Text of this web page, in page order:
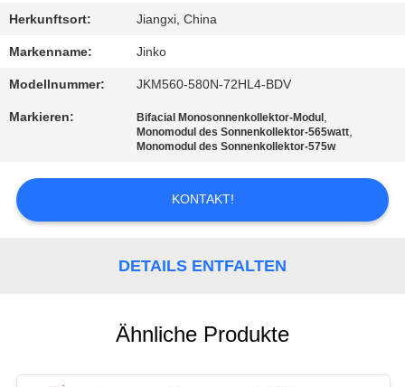
Herkunftsort: Jiangxi, China
Markenname: Jinko
Modellnummer: JKM560-580N-72HL4-BDV
Markieren: Bifacial Monosonnenkollektor-Modul ,
Monomodul des Sonnenkollektor-565watt,
Monomodul des Sonnenkollektor-575w
KONTAKT!
DETAILS ENTFALTEN
Ähnliche Produkte